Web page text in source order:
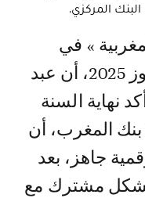
المركزي.
عددها ليوم الأربعاء 23 يوليوز 2025، أن عبد
نهاية السنة
المغرب، أن
جاهز، بعد
بشكل مشترك مع